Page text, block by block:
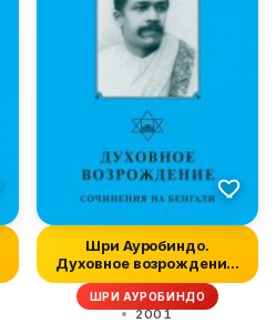
Шри Ауробиндо.
Духовное возрождение.
Сочинения на...
ШРИ АУРОБИНДО
2001